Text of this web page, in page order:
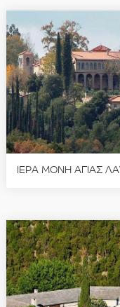
ΙΕΡΑ ΜΟΝΗ ΑΓΙΑΣ